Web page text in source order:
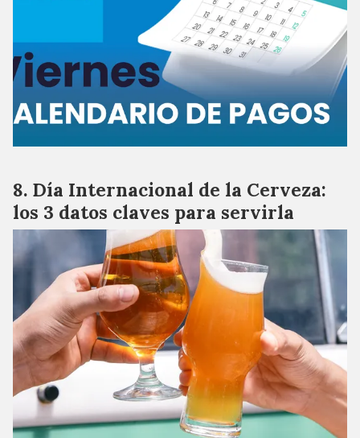
Día Internacional de la Cerveza:
los 3 datos claves para servirla